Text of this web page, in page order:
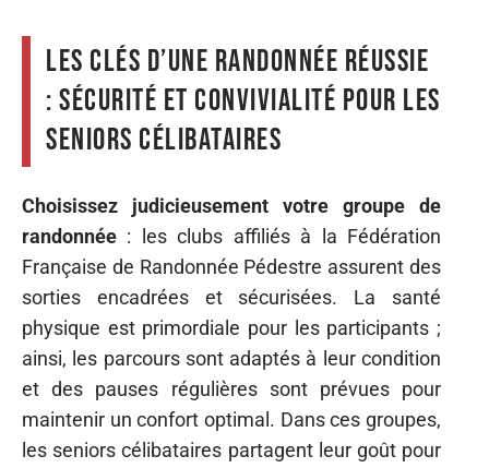
Les clés d’une randonnée réussie
: sécurité et convivialité pour les
seniors célibataires
Choisissez judicieusement votre groupe de
randonnée : les clubs affiliés à la Fédération
Française de Randonnée Pédestre assurent des
sorties encadrées et sécurisées. La santé
physique est primordiale pour les participants ;
ainsi, les parcours sont adaptés à leur condition
et des pauses régulières sont prévues pour
maintenir un confort optimal. Dans ces groupes,
les seniors célibataires partagent leur goût pour